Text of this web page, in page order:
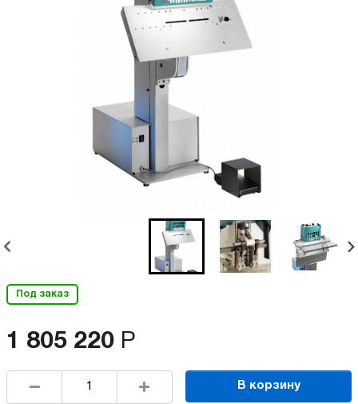
Под заказ
1 805 220 Р
В корзину